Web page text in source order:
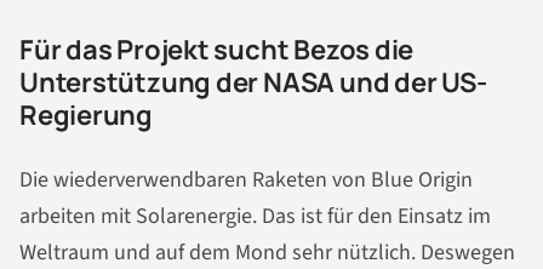
Für das Projekt sucht Bezos die
Unterstützung der NASA und der US-
Regierung
Die wiederverwendbaren Raketen von Blue Origin
arbeiten mit Solarenergie. Das ist für den Einsatz im
Weltraum und auf dem Mond sehr nützlich. Deswegen